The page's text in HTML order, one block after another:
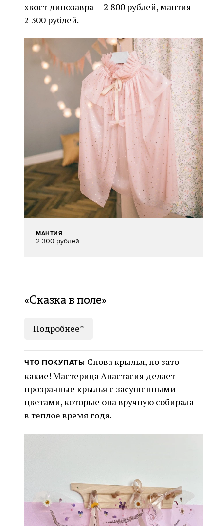
хвост динозавра — 2 800 рублей, мантия —
2 300 рублей.
МАНТИЯ
2 300 рублей
«Сказка в поле»
Подробнее*
ЧТО ПОКУПАТЬ: Снова крылья, но зато
какие! Мастерица Анастасия делает
прозрачные крылья с засушенными
цветами, которые она вручную собирала
в теплое время года.